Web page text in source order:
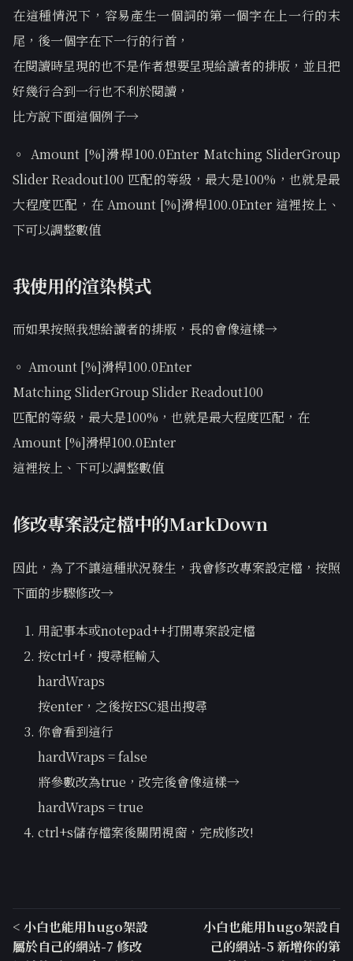
在這種情況下，容易產生一個詞的第一個字在上一行的末
尾，後一個字在下一行的行首，
在閱讀時呈現的也不是作者想要呈現給讀者的排版，並且把
好幾行合到一行也不利於閱讀，
比方說下面這個例子→
◦ Amount [%]滑桿100.0Enter Matching SliderGroup
Slider Readout100 匹配的等級，最大是100%，也就是最
大程度匹配，在 Amount [%]滑桿100.0Enter 這裡按上、
下可以調整數值
我使用的渲染模式
而如果按照我想給讀者的排版，長的會像這樣→
◦ Amount [%]滑桿100.0Enter
Matching SliderGroup Slider Readout100
匹配的等級，最大是100%，也就是最大程度匹配，在
Amount [%]滑桿100.0Enter
這裡按上、下可以調整數值
修改專案設定檔中的MarkDown
因此，為了不讓這種狀況發生，我會修改專案設定檔，按照
下面的步驟修改→
用記事本或notepad++打開專案設定檔
按ctrl+f，搜尋框輸入
hardWraps
按enter，之後按ESC退出搜尋
你會看到這行
hardWraps = false
將參數改為true，改完後會像這樣→
hardWraps = true
ctrl+s儲存檔案後關閉視窗，完成修改!
< 小白也能用hugo架設
屬於自己的網站-7 修改
小白也能用hugo架設自
己的網站-5 新增你的第